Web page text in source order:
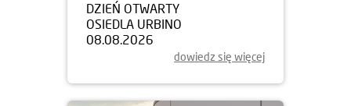
DZIEŃ OTWARTY
OSIEDLA URBINO
08.08.2026
dowiedz się więcej